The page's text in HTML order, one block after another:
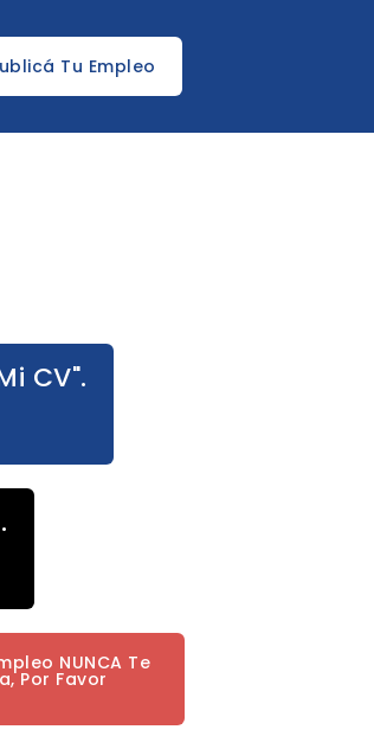
Tu Empleo
CV".
NUNCA Te
Por Favor